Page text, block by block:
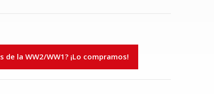
de la WW2/WW1? ¡Lo compramos!